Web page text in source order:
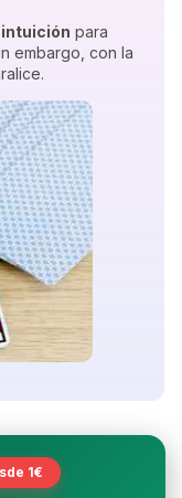
para
embargo, con la
1€